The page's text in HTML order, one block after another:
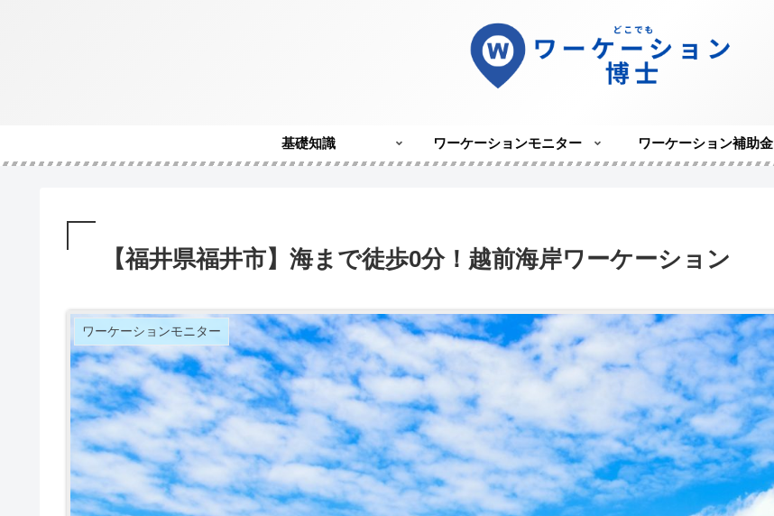
基礎知識 ワーケーションモニター ワーケーション補助金
【福井県福井市】海まで徒歩0分！越前海岸ワーケーション
ワーケーションモニター